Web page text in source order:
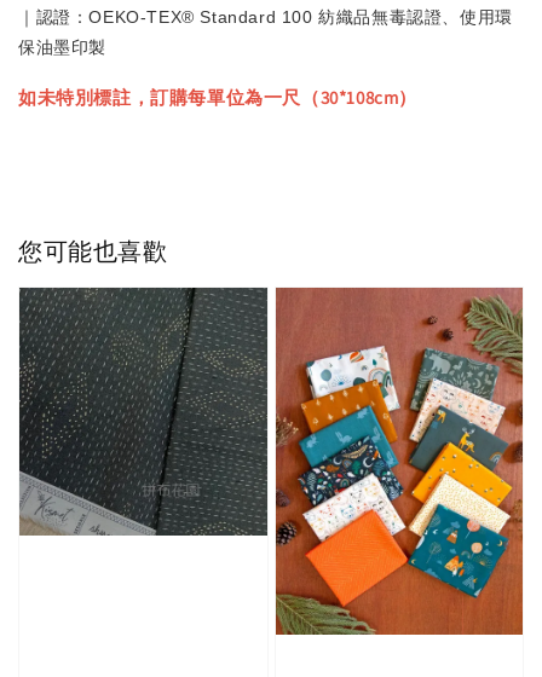
｜認證：OEKO-TEX® Standard 100 紡織品無毒認證、使用環
保油墨印製
如未特別標註，訂購每單位為一尺（30*108cm）
您可能也喜歡